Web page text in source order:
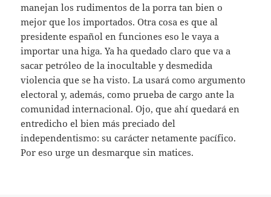
manejan los rudimentos de la porra tan bien o
mejor que los importados. Otra cosa es que al
presidente español en funciones eso le vaya a
importar una higa. Ya ha quedado claro que va a
sacar petróleo de la inocultable y desmedida
violencia que se ha visto. La usará como argumento
electoral y, además, como prueba de cargo ante la
comunidad internacional. Ojo, que ahí quedará en
entredicho el bien más preciado del
independentismo: su carácter netamente pacífico.
Por eso urge un desmarque sin matices.